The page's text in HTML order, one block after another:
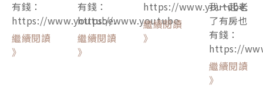
有錢：
https://www.youtube.
繼續閱讀
》
有錢：
https://www.youtube.
繼續閱讀
》
https://www.youtube.
繼續閱讀
》
我一起老
了有房也
有錢：
https://
繼續閱讀
》